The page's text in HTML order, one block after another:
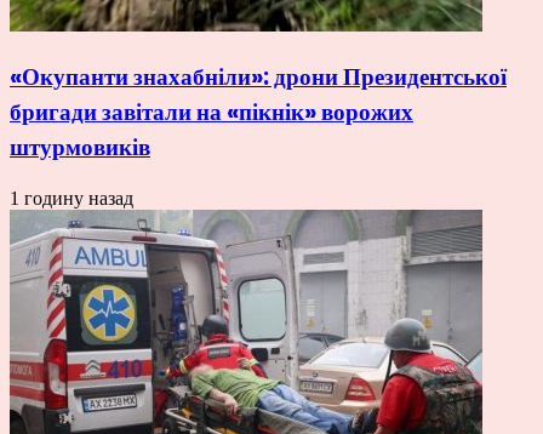
«Окупанти знахабніли»: дрони Президентської
бригади завітали на «пікнік» ворожих
штурмовиків
1 годину назад